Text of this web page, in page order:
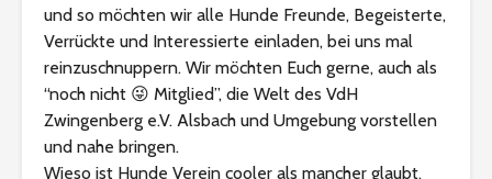
und so möchten wir alle Hunde Freunde, Begeisterte,
Verrückte und Interessierte einladen, bei uns mal
reinzuschnuppern. Wir möchten Euch gerne, auch als
“noch nicht 😜 Mitglied”, die Welt des VdH
Zwingenberg e.V. Alsbach und Umgebung vorstellen
und nahe bringen.
Wieso ist Hunde Verein cooler als mancher glaubt,